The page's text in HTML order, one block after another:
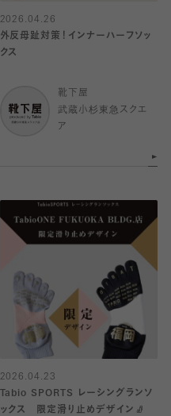
2026.04.26
外反母趾対策！インナーハーフソッ
クス
靴下屋
武蔵小杉東急スクエ
ア
2026.04.23
Tabio SPORTS レーシングランソ
ックス 限定滑り止めデザイン🧦